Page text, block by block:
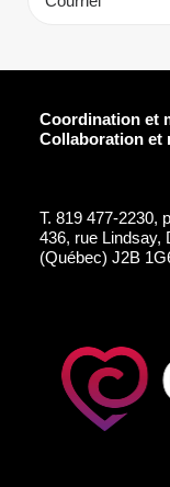
Coordination et
Collaboration et
T. 819 477-2230,
436, rue Lindsay,
(Québec) J2B